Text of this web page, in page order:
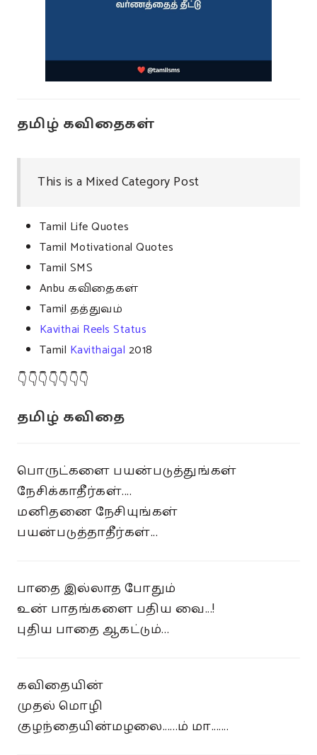
தமிழ் கவிதைகள்
This is a Mixed Category Post
Tamil Life Quotes
Tamil Motivational Quotes
Tamil SMS
Anbu கவிதைகள்
Tamil தத்துவம்
Kavithai Reels Status
Tamil Kavithaigal 2018
👇👇👇👇👇👇👇
தமிழ் கவிதை
பொருட்களை பயன்படுத்துங்கள்
நேசிக்காதீர்கள்....
மனிதனை நேசியுங்கள்
பயன்படுத்தாதீர்கள்...
பாதை இல்லாத போதும்
உன் பாதங்களை பதிய வை...!
புதிய பாதை ஆகட்டும்...
கவிதையின்
முதல் மொழி
குழந்தையின்மழலை......ம் மா.......